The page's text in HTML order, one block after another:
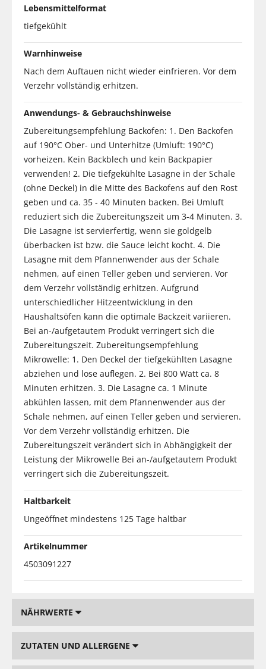
Lebensmittelformat
tiefgekühlt
Warnhinweise
Nach dem Auftauen nicht wieder einfrieren. Vor dem
Verzehr vollständig erhitzen.
Anwendungs- & Gebrauchshinweise
Zubereitungsempfehlung Backofen: 1. Den Backofen
auf 190°C Ober- und Unterhitze (Umluft: 190°C)
vorheizen. Kein Backblech und kein Backpapier
verwenden! 2. Die tiefgekühlte Lasagne in der Schale
(ohne Deckel) in die Mitte des Backofens auf den Rost
geben und ca. 35 - 40 Minuten backen. Bei Umluft
reduziert sich die Zubereitungszeit um 3-4 Minuten. 3.
Die Lasagne ist servierfertig, wenn sie goldgelb
überbacken ist bzw. die Sauce leicht kocht. 4. Die
Lasagne mit dem Pfannenwender aus der Schale
nehmen, auf einen Teller geben und servieren. Vor
dem Verzehr vollständig erhitzen. Aufgrund
unterschiedlicher Hitzeentwicklung in den
Haushaltsöfen kann die optimale Backzeit variieren.
Bei an-/aufgetautem Produkt verringert sich die
Zubereitungszeit. Zubereitungsempfehlung
Mikrowelle: 1. Den Deckel der tiefgekühlten Lasagne
abziehen und lose auflegen. 2. Bei 800 Watt ca. 8
Minuten erhitzen. 3. Die Lasagne ca. 1 Minute
abkühlen lassen, mit dem Pfannenwender aus der
Schale nehmen, auf einen Teller geben und servieren.
Vor dem Verzehr vollständig erhitzen. Die
Zubereitungszeit verändert sich in Abhängigkeit der
Leistung der Mikrowelle Bei an-/aufgetautem Produkt
verringert sich die Zubereitungszeit.
Haltbarkeit
Ungeöffnet mindestens 125 Tage haltbar
Artikelnummer
4503091227
NÄHRWERTE
ZUTATEN UND ALLERGENE